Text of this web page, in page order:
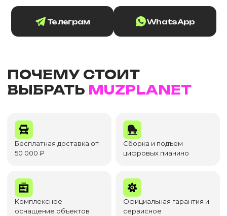
Телеграм WhatsApp
ПОЧЕМУ СТОИТ
ВЫБРАТЬ MUZPLANET
Бесплатная доставка от
50 000 ₽
Сборка и подъем
цифровых пианино
Комплексное
оснащение объектов
Официальная гарантия и
сервисное